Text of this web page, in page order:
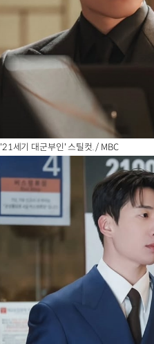
'21세기 대군부인' 스틸컷. / MBC